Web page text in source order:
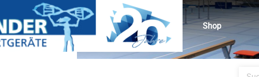
Shop